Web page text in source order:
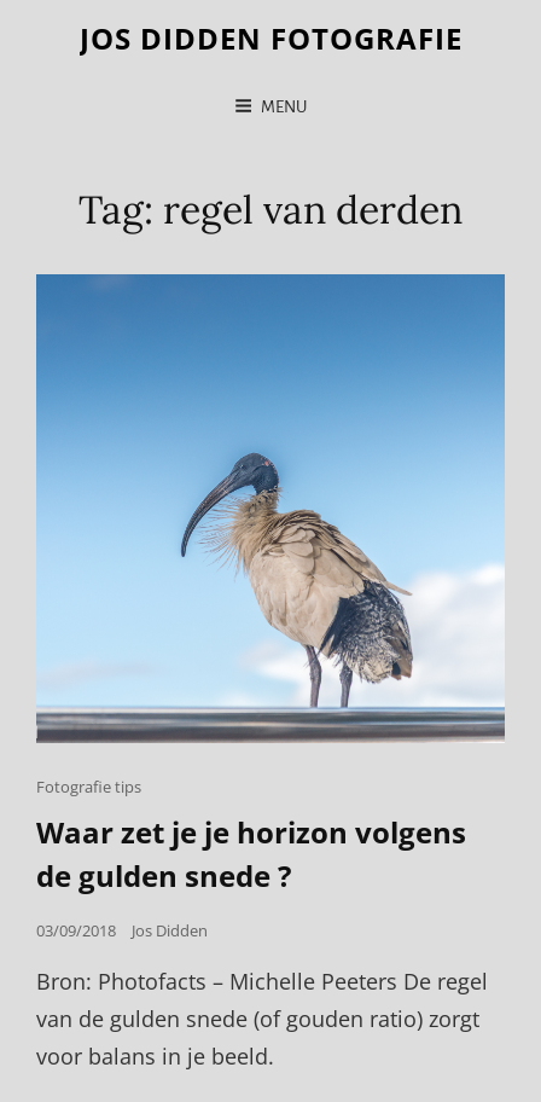
JOS DIDDEN FOTOGRAFIE
MENU
Tag: regel van derden
Cat
Fotografie tips
Waar zet je je horizon volgens
de gulden snede ?
Posted
03/09/2018 Jos Didden
Bron: Photofacts – Michelle Peeters De regel
van de gulden snede (of gouden ratio) zorgt
voor balans in je beeld.